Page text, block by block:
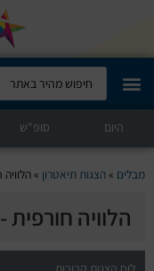
מבלים קלאב
הופעות היום
סטנדאפ
היום סופ"ש
מבלים »הצגות תיאטרון »
הלוויה